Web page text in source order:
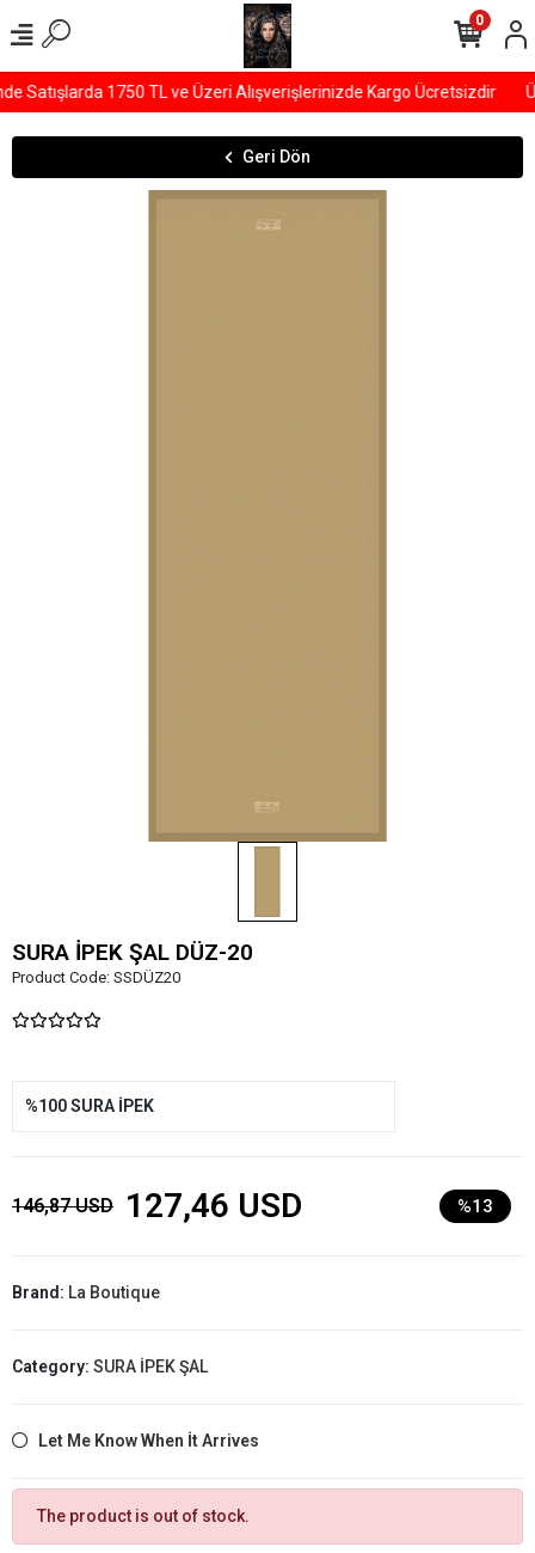
Satışlarda 1750 TL ve Üzeri Alışverişlerinizde Kargo Ücretsizdir
0
Geri Dön
SURA İPEK ŞAL DÜZ-20
Product Code: SSDÜZ20
%100 SURA İPEK
146,87 USD 127,46 USD %13
Brand: La Boutique
Category: SURA İPEK ŞAL
Let Me Know When İt Arrives
The product is out of stock.